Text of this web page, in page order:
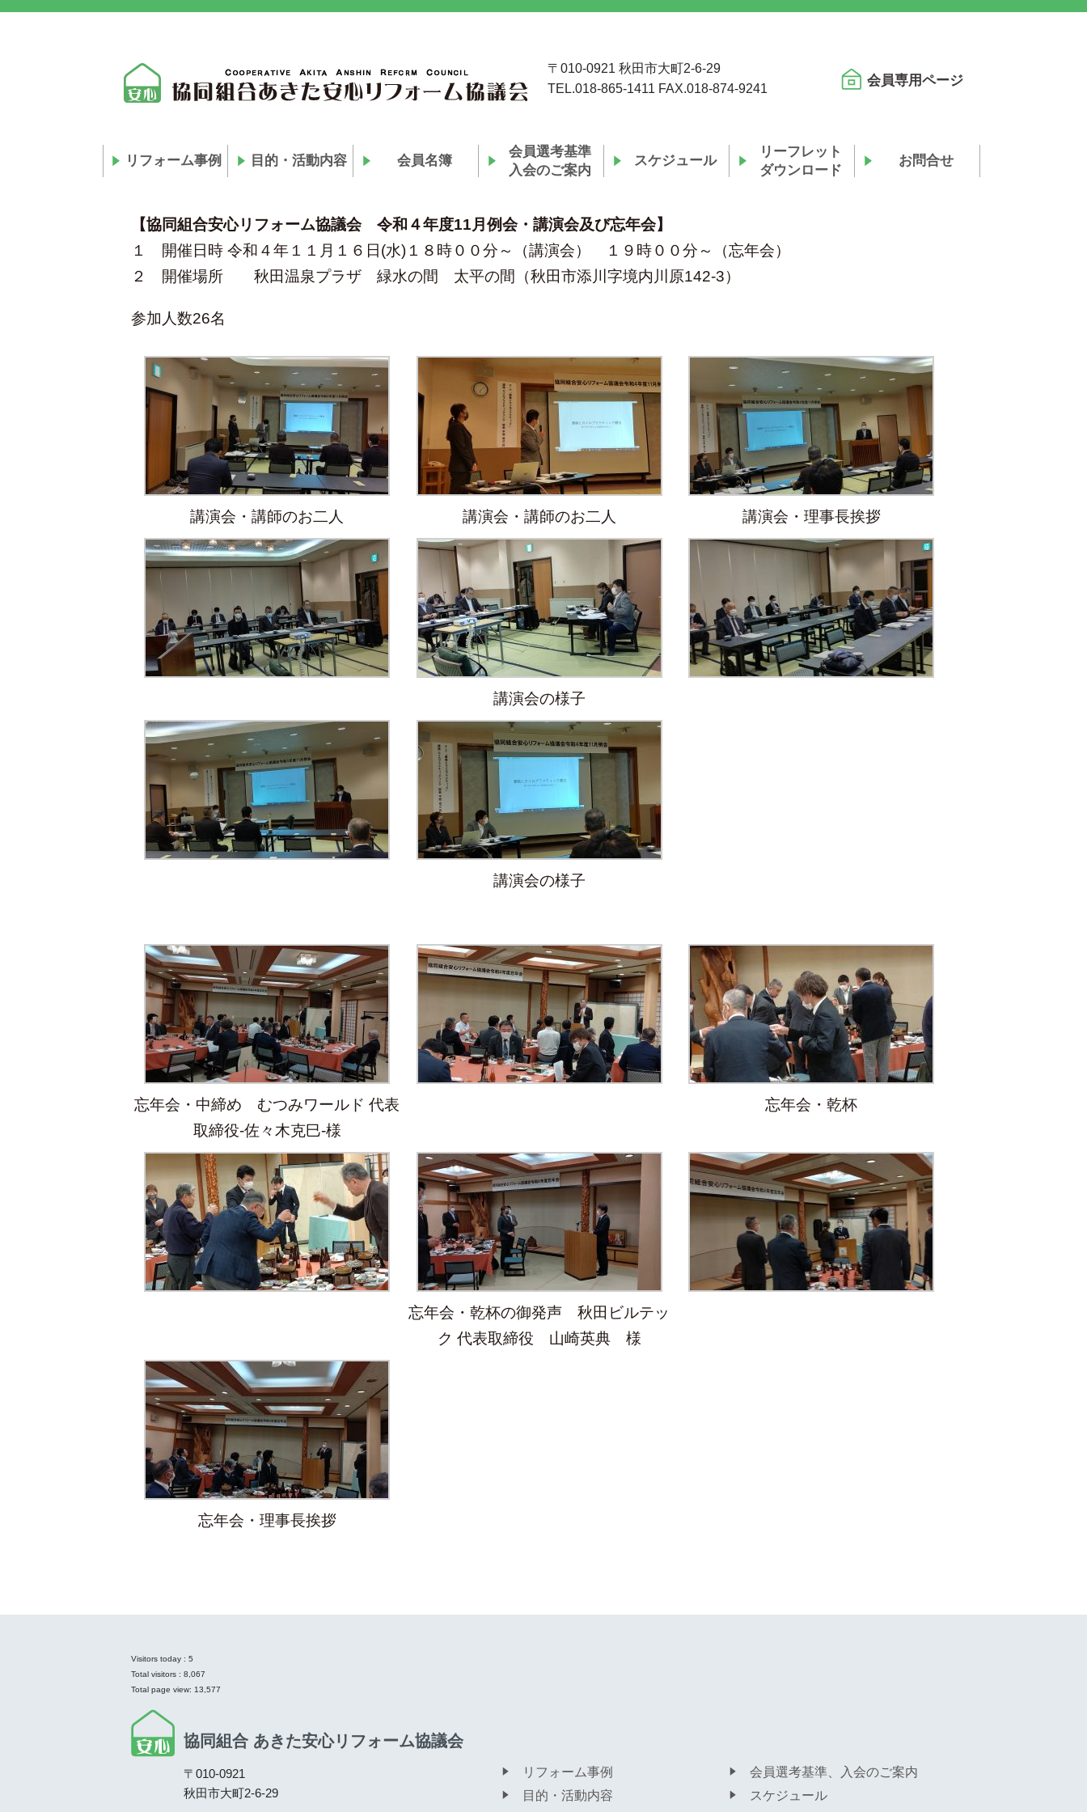
〒010-0921 秋田市大町2-6-29
TEL.018-865-1411 FAX.018-874-9241
会員専用ページ
リフォーム事例 目的・活動内容 会員名簿
会員選考基準
入会のご案内
スケジュール
リーフレット
ダウンロード
お問合せ
【協同組合安心リフォーム協議会 令和４年度11月例会・講演会及び忘年会】
１ 開催日時 令和４年１１月１６日(水)１８時００分～（講演会） １９時００分～（忘年会）
２ 開催場所 秋田温泉プラザ 緑水の間 太平の間（秋田市添川字境内川原142-3）
参加人数26名
講演会・講師のお二人 講演会・講師のお二人 講演会・理事長挨拶
講演会の様子
講演会の様子
忘年会・中締め むつみワールド 代表
取締役-佐々木克巳-様
忘年会・乾杯
忘年会・乾杯の御発声 秋田ビルテッ
ク 代表取締役 山崎英典 様
忘年会・理事長挨拶
Visitors today : 5
Total visitors : 8,067
Total page view: 13,577
協同組合 あきた安心リフォーム協議会
〒010-0921
秋田市大町2-6-29
リフォーム事例
会員選考基準、入会のご案内
目的・活動内容
スケジュール